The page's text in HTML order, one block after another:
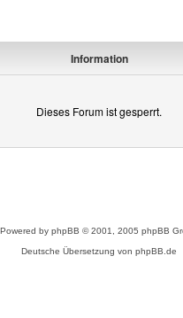
Information
Dieses Forum ist gesperrt.
Powered by phpBB © 2001, 2005 phpBB
Deutsche Übersetzung von phpBB.de